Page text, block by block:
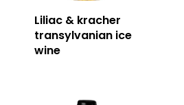
Liliac & kracher
transylvanian ice
wine